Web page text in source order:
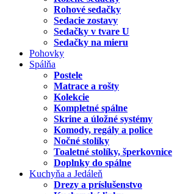
Rohové sedačky
Sedacie zostavy
Sedačky v tvare U
Sedačky na mieru
Pohovky
Spálňa
Postele
Matrace a rošty
Kolekcie
Kompletné spálne
Skrine a úložné systémy
Komody, regály a police
Nočné stolíky
Toaletné stolíky, šperkovnice
Doplnky do spálne
Kuchyňa a Jedáleň
Drezy a príslušenstvo